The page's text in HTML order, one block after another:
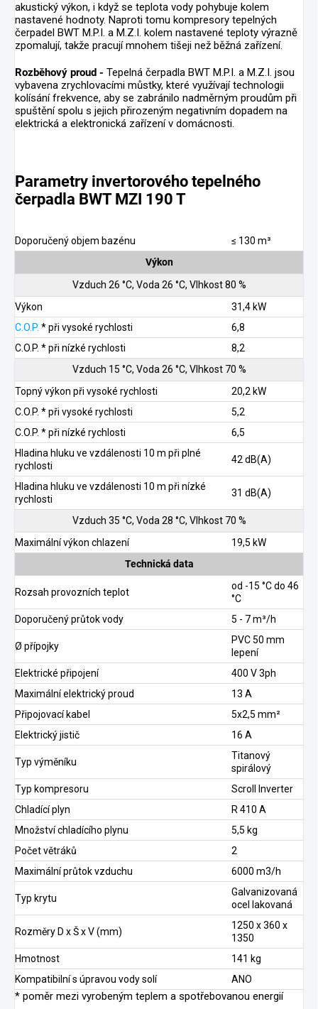
akustický výkon, i když se teplota vody pohybuje kolem
nastavené hodnoty. Naproti tomu kompresory tepelných
čerpadel BWT M.P.I. a M.Z.I. kolem nastavené teploty výrazně
zpomalují, takže pracují mnohem tišeji než běžná zařízení.
Rozběhový proud - Tepelná čerpadla BWT M.P.I. a M.Z.I. jsou
vybavena zrychlovacími můstky, které využívají technologii
kolísání frekvence, aby se zabránilo nadměrným proudům při
spuštění spolu s jejich přirozeným negativním dopadem na
elektrická a elektronická zařízení v domácnosti.
Parametry invertorového tepelného
čerpadla BWT MZI 190 T
Doporučený objem bazénu
≤ 130 m³
Výkon
Vzduch 26 °C, Voda 26 °C, Vlhkost 80 %
Výkon
31,4 kW
C.O.P. * při vysoké rychlosti
6,8
C.O.P. * při nízké rychlosti
8,2
Vzduch 15 °C, Voda 26 °C, Vlhkost 70 %
Topný výkon při vysoké rychlosti
20,2 kW
C.O.P. * při vysoké rychlosti
5,2
C.O.P. * při nízké rychlosti
6,5
Hladina hluku ve vzdálenosti 10 m při plné
rychlosti
42 dB(A)
Hladina hluku ve vzdálenosti 10 m při nízké
rychlosti
31 dB(A)
Vzduch 35 °C, Voda 28 °C, Vlhkost 70 %
Maximální výkon chlazení
19,5 kW
Technická data
Rozsah provozních teplot
od -15 °C do 46
°C
Doporučený průtok vody
5 - 7 m³/h
Ø přípojky
PVC 50 mm
lepení
Elektrické připojení
400 V 3ph
Maximální elektrický proud
13 A
Připojovací kabel
5x2,5 mm²
Elektrický jistič
16 A
Typ výměníku
Titanový
spirálový
Typ kompresoru
Scroll Inverter
Chladící plyn
R 410 A
Množství chladícího plynu
5,5 kg
Počet větráků
2
Maximální průtok vzduchu
6000 m3/h
Typ krytu
Galvanizovaná
ocel lakovaná
Rozměry D x Š x V (mm)
1250 x 360 x
1350
Hmotnost
141 kg
Kompatibilní s úpravou vody solí
ANO
* poměr mezi vyrobeným teplem a spotřebovanou energií